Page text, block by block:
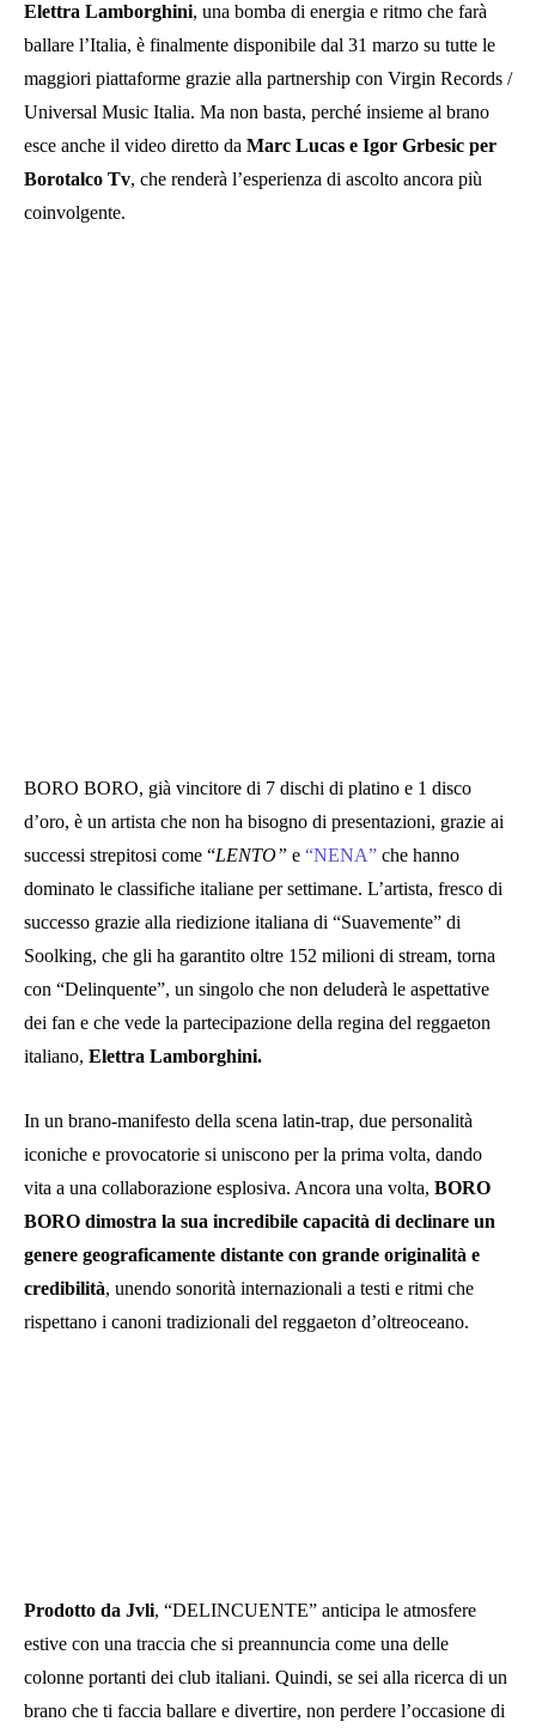
Elettra Lamborghini, una bomba di energia e ritmo che farà
ballare l’Italia, è finalmente disponibile dal 31 marzo su tutte le
maggiori piattaforme grazie alla partnership con Virgin Records /
Universal Music Italia. Ma non basta, perché insieme al brano
esce anche il video diretto da Marc Lucas e Igor Grbesic per
Borotalco Tv, che renderà l’esperienza di ascolto ancora più
coinvolgente.
BORO BORO, già vincitore di 7 dischi di platino e 1 disco
d’oro, è un artista che non ha bisogno di presentazioni, grazie ai
successi strepitosi come “LENTO” e “NENA” che hanno
dominato le classifiche italiane per settimane. L’artista, fresco di
successo grazie alla riedizione italiana di “Suavemente” di
Soolking, che gli ha garantito oltre 152 milioni di stream, torna
con “Delinquente”, un singolo che non deluderà le aspettative
dei fan e che vede la partecipazione della regina del reggaeton
italiano, Elettra Lamborghini.
In un brano-manifesto della scena latin-trap, due personalità
iconiche e provocatorie si uniscono per la prima volta, dando
vita a una collaborazione esplosiva. Ancora una volta, BORO
BORO dimostra la sua incredibile capacità di declinare un
genere geograficamente distante con grande originalità e
credibilità, unendo sonorità internazionali a testi e ritmi che
rispettano i canoni tradizionali del reggaeton d’oltreoceano.
Prodotto da Jvli, “DELINCUENTE” anticipa le atmosfere
estive con una traccia che si preannuncia come una delle
colonne portanti dei club italiani. Quindi, se sei alla ricerca di un
brano che ti faccia ballare e divertire, non perdere l’occasione di